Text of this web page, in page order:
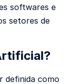
softwares e
setores de
definida como